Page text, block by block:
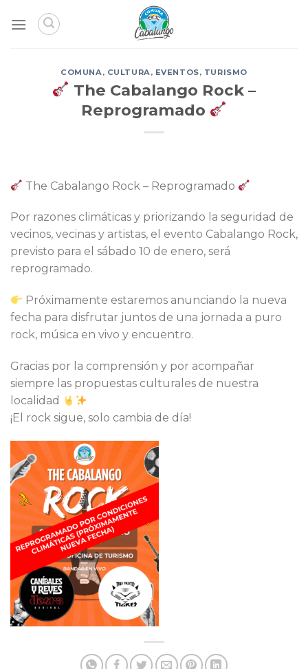
COMUNA, CULTURA, EVENTOS, TURISMO
The Cabalango Rock –
Reprogramado
The Cabalango Rock – Reprogramado
Por razones climáticas y priorizando la seguridad de
vecinos, vecinas y artistas, el evento Cabalango Rock,
previsto para el sábado 10 de enero, será
reprogramado.
Próximamente estaremos anunciando la nueva
fecha para disfrutar juntos de una jornada a puro
rock, música en vivo y encuentro.
Gracias por la comprensión y por acompañar
siempre las propuestas culturales de nuestra
localidad
¡El rock sigue, solo cambia de día!